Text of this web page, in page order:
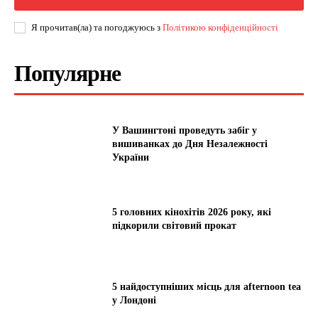
Я прочитав(ла) та погоджуюсь з Політикою конфіденційності
Популярне
У Вашингтоні проведуть забіг у
вишиванках до Дня Незалежності
України
5 головних кінохітів 2026 року, які
підкорили світовий прокат
5 найдоступніших місць для afternoon tea
у Лондоні